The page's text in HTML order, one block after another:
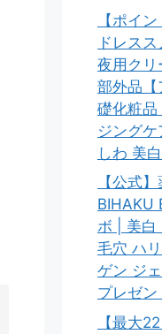
【ポイ
ドレス
夜用ク
部外品【
礎化粧品
ジング
しわ 美
【公式
BIHAKU
ボ | 美白
毛穴 ハ
ゲン ジ
プレゼン
【最大